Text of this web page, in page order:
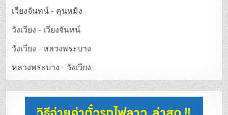
เวียงจันทน์ - คุนหมิง
วังเวียง - เวียงจันทน์
วังเวียง - หลวงพระบาง
หลวงพระบาง - วังเวียง